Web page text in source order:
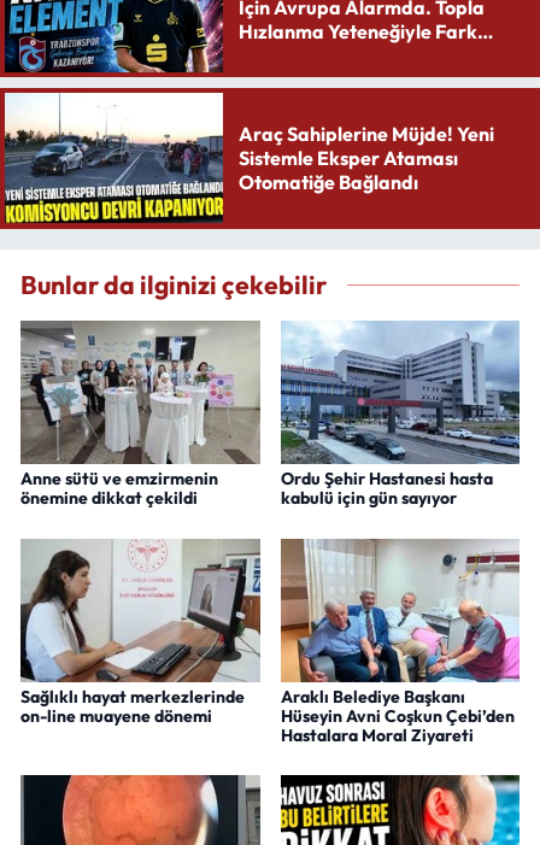
İçin Avrupa Alarmda. Topla
Hızlanma Yeteneğiyle Fark
Araç Sahiplerine Müjde! Yeni
Sistemle Eksper Ataması
Otomatiğe Bağlandı
Bunlar da ilginizi çekebilir
Anne sütü ve emzirmenin
önemine dikkat çekildi
Ordu Şehir Hastanesi hasta
kabulü için gün sayıyor
Sağlıklı hayat merkezlerinde
on-line muayene dönemi
Araklı Belediye Başkanı
Hüseyin Avni Coşkun Çebi’den
Hastalara Moral Ziyareti